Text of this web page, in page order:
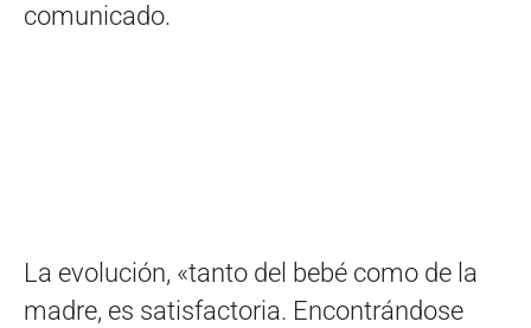
comunicado.
La evolución, «tanto del bebé como de la
madre, es satisfactoria. Encontrándose